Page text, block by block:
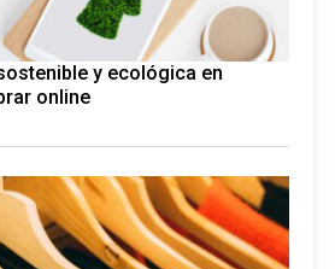
y ecológica en
online